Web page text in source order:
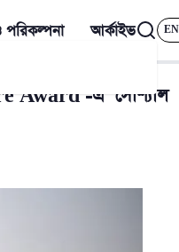
আর্কাইভ EN
Award’-এ ‘সোশ্যাল